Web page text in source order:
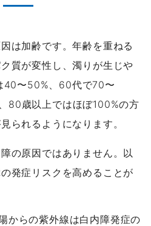
は加齢です。年齢を重ねる
質が変性し、濁りが生じや
40〜50%、60代で70〜
80歳以上ではほぼ100%の方
られるようになります。
の原因ではありません。以
発症リスクを高めることが
からの紫外線は白内障発症の